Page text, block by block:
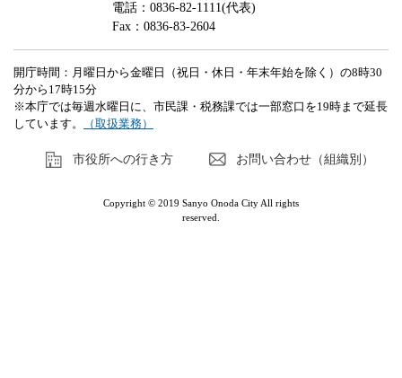
電話：0836-82-1111(代表)
Fax：0836-83-2604
開庁時間：月曜日から金曜日（祝日・休日・年末年始を除く）の8時30
分から17時15分
※本庁では毎週水曜日に、市民課・税務課では一部窓口を19時まで延長
しています。
（取扱業務）
市役所への行き方 お問い合わせ（組織別）
Copyright © 2019 Sanyo Onoda City All rights
reserved.